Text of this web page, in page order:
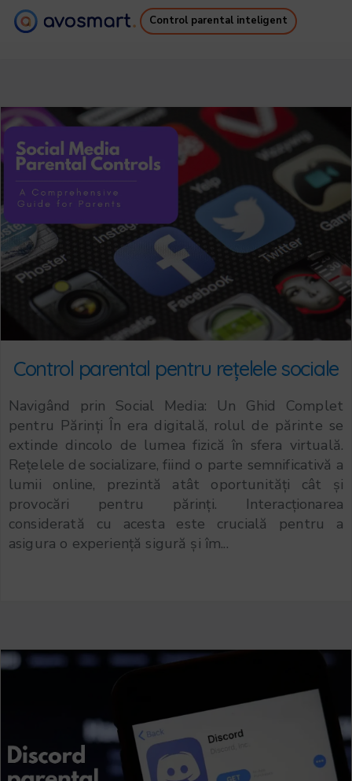
Control parental inteligent
Ebook gratuit
Autentificare
Înregistrare
Control parental pentru rețelele sociale
Navigând prin Social Media: Un Ghid Complet
pentru Părinți În era digitală, rolul de părinte se
extinde dincolo de lumea fizică în sfera virtuală.
Rețelele de socializare, fiind o parte semnificativă a
lumii online, prezintă atât oportunități cât și
provocări pentru părinți. Interacționarea
considerată cu acesta este crucială pentru a
asigura o experiență sigură și îm...